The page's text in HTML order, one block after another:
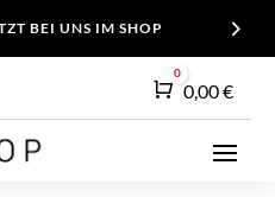
BEI UNS IM SHOP
Warenkorb
0
0,00€